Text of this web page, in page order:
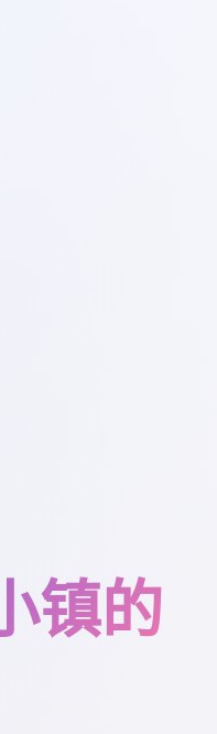
镇的